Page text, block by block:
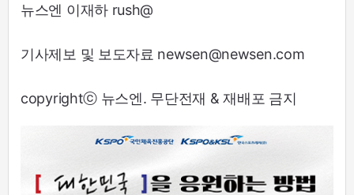
뉴스엔 이재하 rush@
기사제보 및 보도자료 newsen@newsen.com
copyrightⓒ 뉴스엔. 무단전재 & 재배포 금지